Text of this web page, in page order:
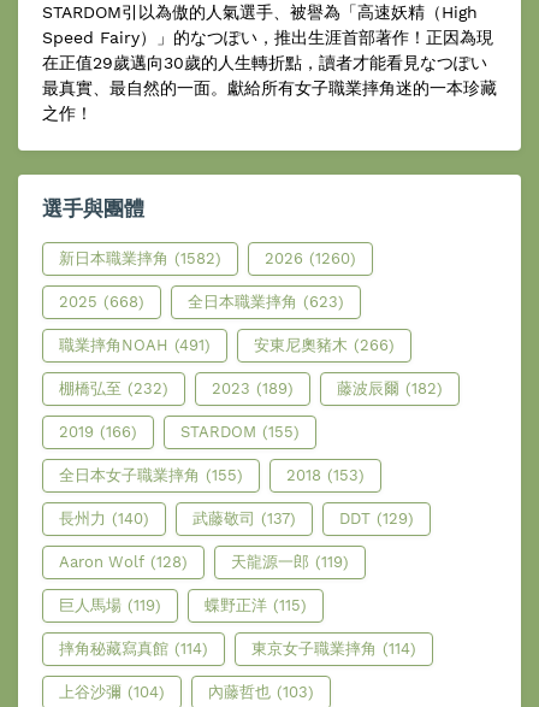
STARDOM引以為傲的人氣選手、被譽為「高速妖精（High
Speed Fairy）」的なつぽい，推出生涯首部著作！正因為現
在正值29歲邁向30歲的人生轉折點，讀者才能看見なつぽい
最真實、最自然的一面。獻給所有女子職業摔角迷的一本珍藏
之作！
選手與團體
新日本職業摔角 (1582) 2026 (1260)
2025 (668) 全日本職業摔角 (623)
職業摔角NOAH (491) 安東尼奧豬木 (266)
棚橋弘至 (232) 2023 (189) 藤波辰爾 (182)
2019 (166) STARDOM (155)
全日本女子職業摔角 (155) 2018 (153)
長州力 (140) 武藤敬司 (137) DDT (129)
Aaron Wolf (128) 天龍源一郎 (119)
巨人馬場 (119) 蝶野正洋 (115)
摔角秘藏寫真館 (114) 東京女子職業摔角 (114)
上谷沙彌 (104) 內藤哲也 (103)